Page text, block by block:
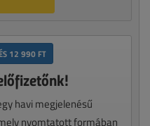
12 990 FT
havi megjelenésű
nyomtatott formában